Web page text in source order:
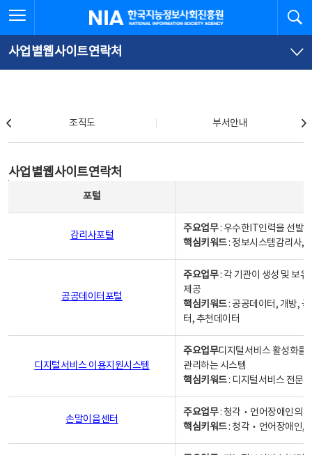
문
로
가
체
뉴
바
가
한국지능정보사회진흥원
사업별웹사이트연락처
조직도 부서안내
사업별웹사이트연락처
포털
감리사포털
주요업무: 우수한IT인력을 선발
핵심키워드: 정보시스템감리사,
공공데이터포털
주요업무: 각 기관이 생성 및 보
제공
핵심키워드: 공공데이터, 개방,
터, 추천데이터
디지털서비스 이용지원시스템
주요업무디지털서비스 활성화를
관리하는 시스템
핵심키워드: 디지털서비스 전문
손말이음센터
주요업무: 청각‧언어장애인의
핵심키워드: 청각‧언어장애인,